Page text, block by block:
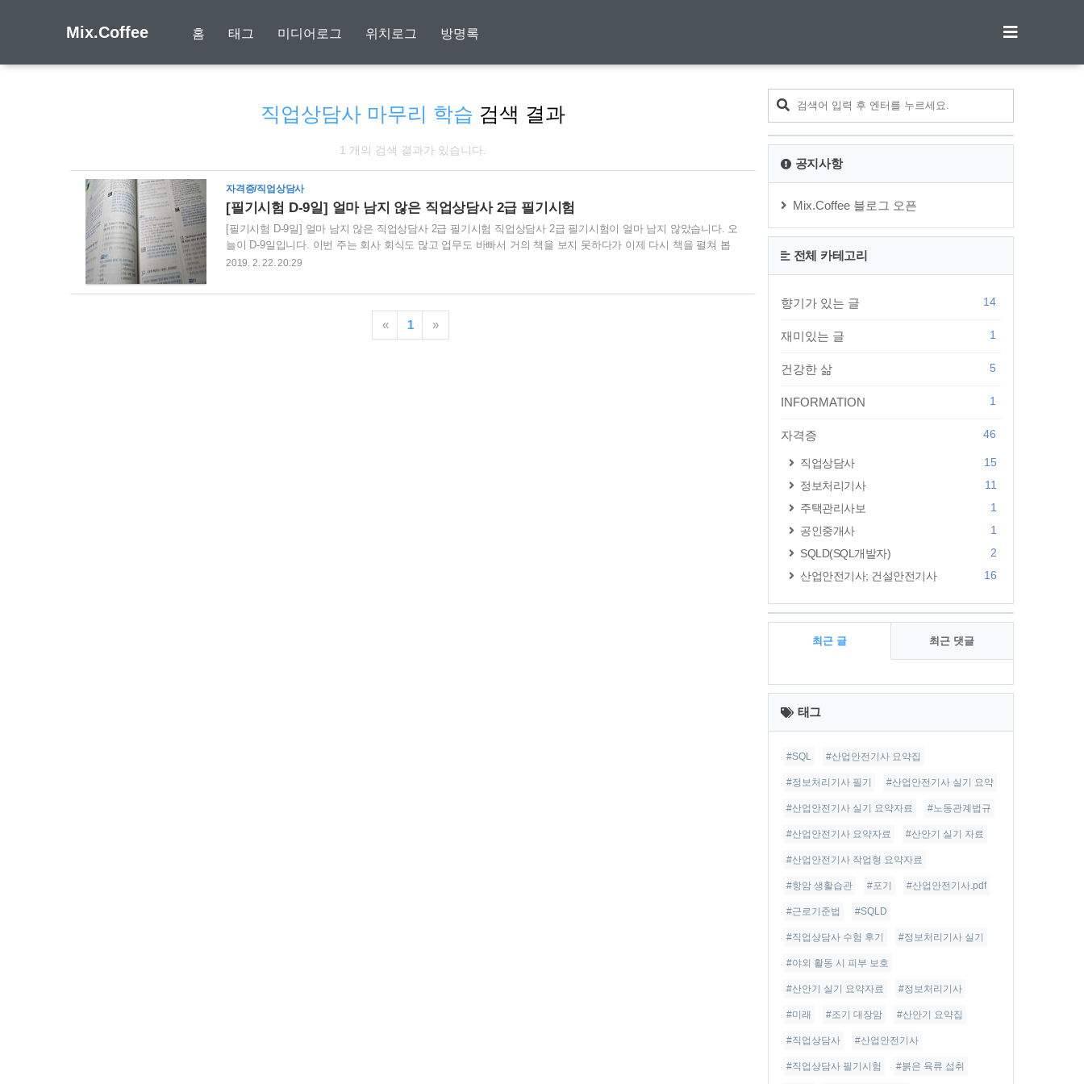
Mix.Coffee 홈 태그 미디어로그 위치로그 방명록
직업상담사 마무리 학습 검색 결과
1 개의 검색 결과가 있습니다.
자격증/직업상담사
[필기시험 D-9일] 얼마 남지 않은 직업상담사 2급 필기시험
[필기시험 D-9일] 얼마 남지 않은 직업상담사 2급 필기시험 직업상담사 2급 필기시험이 얼마 남지 않았습니다. 오
늘이 D-9일입니다. 이번 주는 회사 회식도 많고 업무도 바빠서 거의 책을 보지 못하다가 이제 다시 책을 펼쳐 봅
니다. 지금 시점에서 기본서를 보면서 정리를 하는 것은 무리가 있고, 시간도 부족하다 보니 초초해지기까지 해서
려서 크게 좌절하고 있습니다. 하지만, 아직은 포기할 시기는 아니라고 스스로 굳게 믿고 있습니다. 짧은 시간이
지만 그 동안 공부한 것도 있고 마지막까지 최대한 집중해서 해 낸다면 합격이 전혀 불가능한 것은 아니라고 생각
합니다. 훗날 직장을 다니며, 많은 나이임에..
2019. 2. 22. 20:29
« 1 »
공지사항
Mix.Coffee 블로그 오픈
전체 카테고리
향기가 있는 글 14
재미있는 글 1
건강한 삶 5
INFORMATION 1
자격증 46
직업상담사
15
정보처리기사
11
주택관리사보
1
공인중개사
1
SQLD(SQL개발자)
2
산업안전기사; 건설안전기사
16
최근 글 최근 댓글
최
근
글
태그
#SQL #산업안전기사 요약집
#정보처리기사 필기 #산업안전기사 실기 요약
#산업안전기사 실기 요약자료 #노동관계법규
#산업안전기사 요약자료 #산안기 실기 자료
#산업안전기사 작업형 요약자료
#항암 생활습관 #포기 #산업안전기사.pdf
#근로기준법 #SQLD
#직업상담사 수험 후기 #정보처리기사 실기
#야외 활동 시 피부 보호
#산안기 실기 요약자료 #정보처리기사
#미래 #조기 대장암 #산안기 요약집
#직업상담사 #산업안전기사
#직업상담사 필기시험 #붉은 육류 섭취